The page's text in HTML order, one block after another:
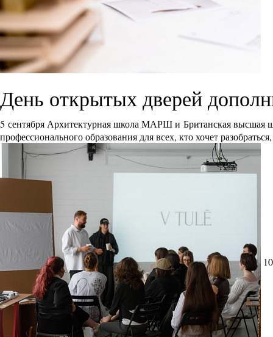
День открытых дверей
5 сентября Архитектурная школа МАРШ и Британская высшая
профессионального образования для всех, кто хочет